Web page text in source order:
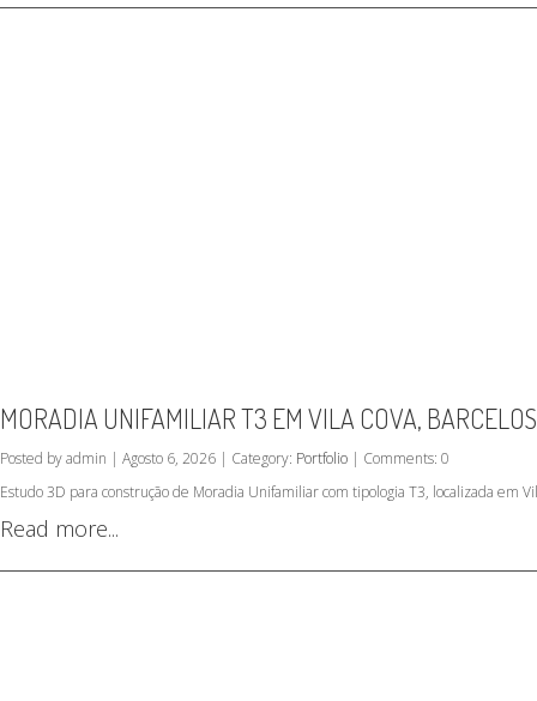
MORADIA UNIFAMILIAR T3 EM VILA COVA,
Posted by admin | Agosto 6, 2026 | Category: Portfolio | Comments: 0
Estudo 3D para construção de Moradia Unifamiliar com tipologia T3, localizada em
Read more...